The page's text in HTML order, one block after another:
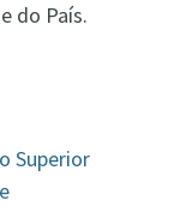
do País.
Superior